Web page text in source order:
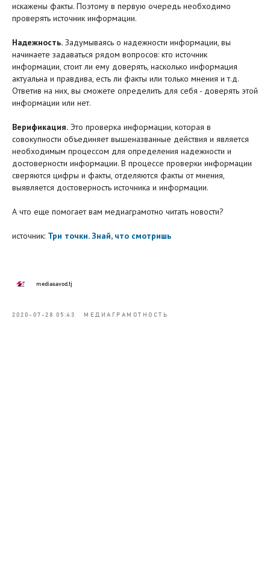
искажены факты. Поэтому в первую очередь необходимо
проверять источник информации.
Надежность. Задумываясь о надежности информации, вы
начинаете задаваться рядом вопросов: кто источник
информации, стоит ли ему доверять, насколько информация
актуальна и правдива, есть ли факты или только мнения и т.д.
Ответив на них, вы сможете определить для себя - доверять этой
информации или нет.
Верификация. Это проверка информации, которая в
совокупности объединяет вышеназванные действия и является
необходимым процессом для определения надежности и
достоверности информации. В процессе проверки информации
сверяются цифры и факты, отделяются факты от мнения,
выявляется достоверность источника и информации.
А что еще помогает вам медиаграмотно читать новости?
источник: Три точки. Знай, что смотришь
mediasavod.tj
2020-07-28 05:43 МЕДИАГРАМОТНОСТЬ